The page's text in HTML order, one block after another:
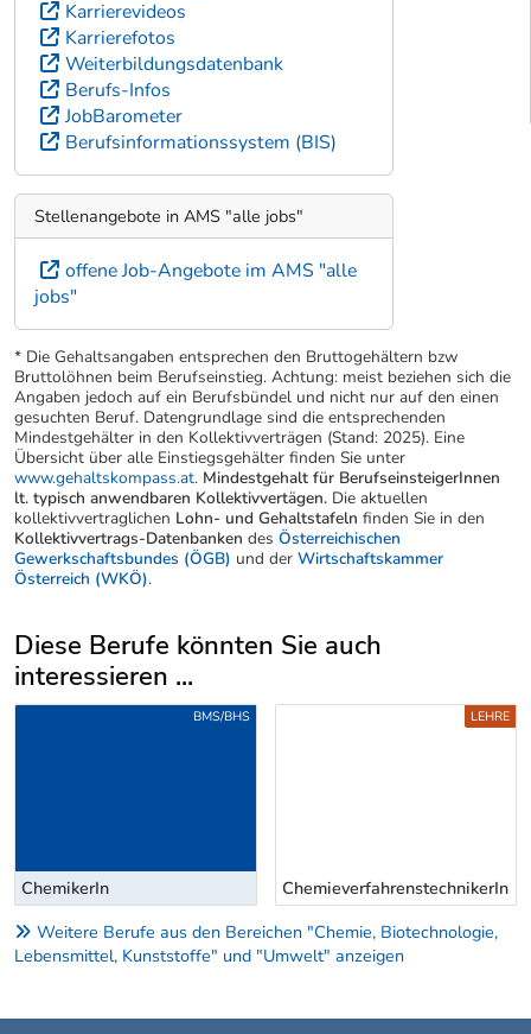
Karrierevideos
Karrierefotos
Weiterbildungsdatenbank
Berufs-Infos
JobBarometer
Berufsinformationssystem (BIS)
Stellenangebote in AMS "alle jobs"
offene Job-Angebote im AMS "alle
jobs"
* Die Gehaltsangaben entsprechen den Bruttogehältern bzw
Bruttolöhnen beim Berufseinstieg. Achtung: meist beziehen sich die
Angaben jedoch auf ein Berufsbündel und nicht nur auf den einen
gesuchten Beruf. Datengrundlage sind die entsprechenden
Mindestgehälter in den Kollektivverträgen (Stand: 2025). Eine
Übersicht über alle Einstiegsgehälter finden Sie unter
www.gehaltskompass.at. Mindestgehalt für BerufseinsteigerInnen
lt. typisch anwendbaren Kollektivvertägen. Die aktuellen
kollektivvertraglichen Lohn- und Gehaltstafeln finden Sie in den
Kollektivvertrags-Datenbanken des Österreichischen
Gewerkschaftsbundes (ÖGB) und der Wirtschaftskammer
Österreich (WKÖ).
Diese Berufe könnten Sie auch
interessieren ...
Uber weitere Berufsvorschläge
ChemikerIn
BMS/BHS
ChemieverfahrenstechnikerIn
LEHRE
Weitere Berufe aus den Bereichen "Chemie, Biotechnologie,
Lebensmittel, Kunststoffe" und "Umwelt" anzeigen